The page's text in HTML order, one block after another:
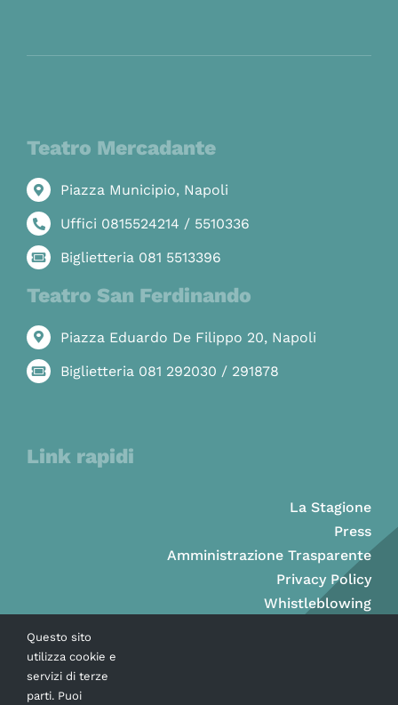
Teatro Mercadante
Piazza Municipio, Napoli
Uffici 0815524214 / 5510336
Biglietteria 081 5513396
Teatro San Ferdinando
Piazza Eduardo De Filippo 20, Napoli
Biglietteria 081 292030 / 291878
Link rapidi
La Stagione
Press
Amministrazione Trasparente
Privacy Policy
Whistleblowing
Questo sito
utilizza cookie e
servizi di terze
parti. Puoi